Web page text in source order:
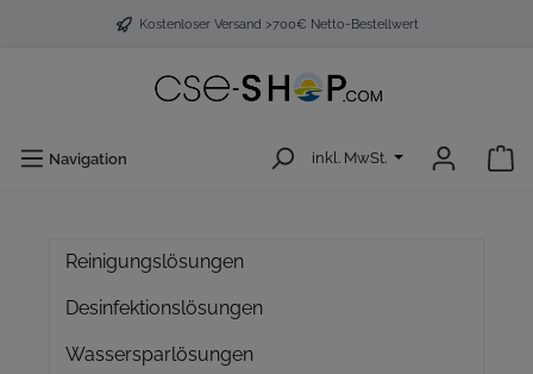
Kostenloser Versand >700€ Netto-Bestellwert
Navigation inkl. MwSt.
Reinigungslösungen
Desinfektionslösungen
Wassersparlösungen